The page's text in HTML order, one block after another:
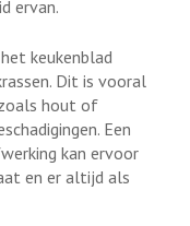
ervan.
keukenblad
Dit is vooral
hout of
Een
kan ervoor
en er altijd als